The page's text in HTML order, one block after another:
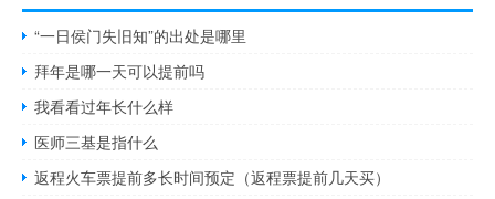
“一日侯门失旧知”的出处是哪里
拜年是哪一天可以提前吗
我看看过年长什么样
医师三基是指什么
返程火车票提前多长时间预定（返程票提前几天买）